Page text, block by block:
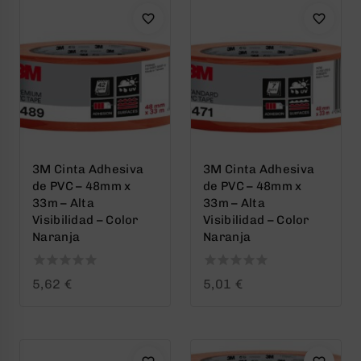
3M Cinta Adhesiva
de PVC – 48mm x
33m – Alta
Visibilidad – Color
Naranja
0
5,62 €
3M Cinta Adhesiva
de PVC – 48mm x
33m – Alta
Visibilidad – Color
Naranja
0
5,01 €